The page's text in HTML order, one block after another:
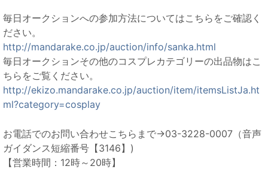
毎日オークションへの参加方法についてはこちらをご確認く
ださい。
http://mandarake.co.jp/auction/info/sanka.html
毎日オークションその他のコスプレカテゴリーの出品物はこ
ちらをご覧ください。
http://ekizo.mandarake.co.jp/auction/item/itemsListJa.ht
ml?category=cosplay
お電話でのお問い合わせこちらまで→03-3228-0007（音声
ガイダンス短縮番号【3146】)
【営業時間：12時～20時】